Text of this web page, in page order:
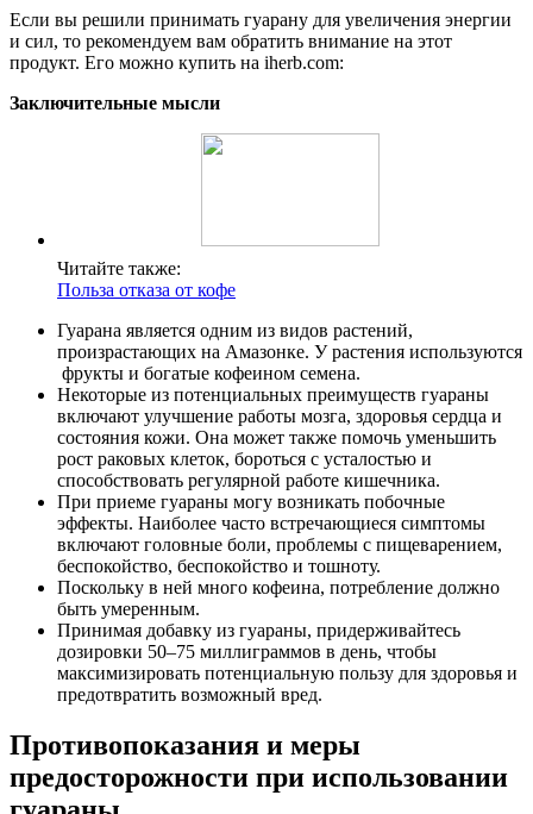
Если вы решили принимать гуарану для увеличения энергии
и сил, то рекомендуем вам обратить внимание на этот
продукт. Его можно купить на iherb.com:
Заключительные мысли
Читайте также:
Польза отказа от кофе
Гуарана является одним из видов растений,
произрастающих на Амазонке. У растения используются
фрукты и богатые кофеином семена.
Некоторые из потенциальных преимуществ гуараны
включают улучшение работы мозга, здоровья сердца и
состояния кожи. Она может также помочь уменьшить
рост раковых клеток, бороться с усталостью и
способствовать регулярной работе кишечника.
При приеме гуараны могу возникать побочные
эффекты. Наиболее часто встречающиеся симптомы
включают головные боли, проблемы с пищеварением,
беспокойство, беспокойство и тошноту.
Поскольку в ней много кофеина, потребление должно
быть умеренным.
Принимая добавку из гуараны, придерживайтесь
дозировки 50–75 миллиграммов в день, чтобы
максимизировать потенциальную пользу для здоровья и
предотвратить возможный вред.
Противопоказания и меры
предосторожности при использовании